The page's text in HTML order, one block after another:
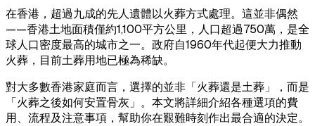
在香港，超過九成的先人遺體以火葬方式處理。這並非偶然
——香港土地面積僅約1,100平方公里，人口超過750萬，是全
球人口密度最高的城市之一。政府自1960年代起便大力推動
火葬，目前土葬用地已極為稀缺。
對大多數香港家庭而言，選擇的並非「火葬還是土葬」，而是
「火葬之後如何安置骨灰」。本文將詳細介紹各種選項的費
用、流程及注意事項，幫助你在艱難時刻作出最合適的決定。